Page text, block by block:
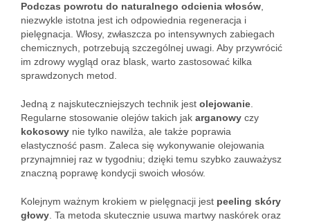
Podczas powrotu do naturalnego odcienia włosów
niezwykle istotna jest ich odpowiednia regeneracja i
pielęgnacja. Włosy, zwłaszcza po intensywnych zabiegach
chemicznych, potrzebują szczególnej uwagi. Aby przywrócić
im zdrowy wygląd oraz blask, warto zastosować kilka
sprawdzonych metod.
Jedną z najskuteczniejszych technik jest olejowanie
Regularne stosowanie olejów takich jak arganowy czy
kokosowy nie tylko nawilża, ale także poprawia
elastyczność pasm. Zaleca się wykonywanie olejowania
przynajmniej raz w tygodniu; dzięki temu szybko zauważysz
znaczną poprawę kondycji swoich włosów.
Kolejnym ważnym krokiem w pielęgnacji jest peeling skóry
głowy . Ta metoda skutecznie usuwa martwy naskórek oraz